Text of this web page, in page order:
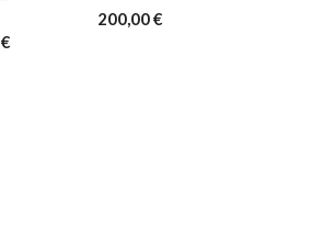
€
200,00€